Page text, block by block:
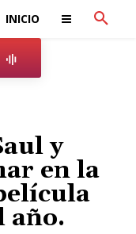
INICIO
y
en la
año.